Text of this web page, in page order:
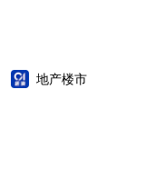
地产楼市